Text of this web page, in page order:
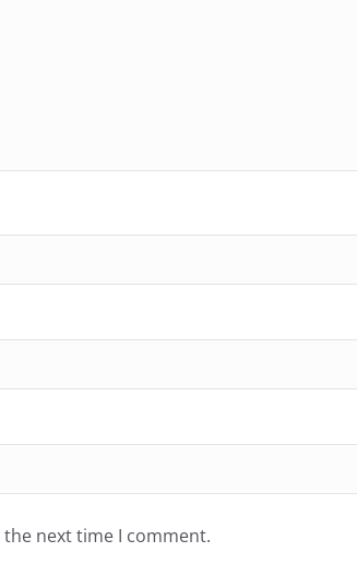
next time I comment.